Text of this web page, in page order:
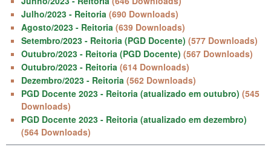
Julho/2023 - Reitoria (690 Downloads)
Agosto/2023 - Reitoria (639 Downloads)
Setembro/2023 - Reitoria (PGD Docente) (577 Downloads)
Outubro/2023 - Reitoria (PGD Docente) (567 Downloads)
Outubro/2023 - Reitoria (614 Downloads)
Dezembro/2023 - Reitoria (562 Downloads)
PGD Docente 2023 - Reitoria (atualizado em outubro) (545
Downloads)
PGD Docente 2023 - Reitoria (atualizado em dezembro)
(564 Downloads)